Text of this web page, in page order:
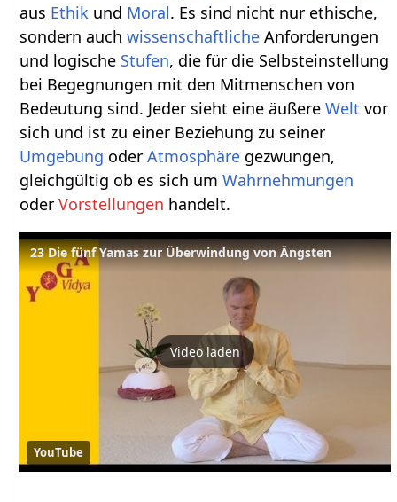
aus Ethik und Moral. Es sind nicht nur ethische,
sondern auchwissenschaftliche Anforderungen
und logische Stufen, die für die Selbsteinstellung
bei Begegnungen mit den Mitmenschen von
Bedeutung sind. Jeder sieht eine äußereWelt vor
sich und ist zu einer Beziehung zu seiner
Umgebung oderAtmosphäre gezwungen,
gleichgültig ob es sich umWahrnehmungen
oderVorstellungen handelt.
23 Die fünf Yamas zur Überwindung von Ängsten
Video laden
YouTube